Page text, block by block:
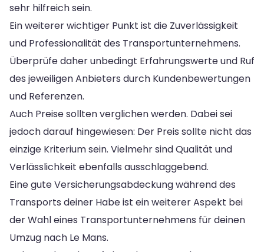
sehr hilfreich sein.
Ein weiterer wichtiger Punkt ist die Zuverlässigkeit
und Professionalität des Transportunternehmens.
Überprüfe daher unbedingt Erfahrungswerte und Ruf
des jeweiligen Anbieters durch Kundenbewertungen
und Referenzen.
Auch Preise sollten verglichen werden. Dabei sei
jedoch darauf hingewiesen: Der Preis sollte nicht das
einzige Kriterium sein. Vielmehr sind Qualität und
Verlässlichkeit ebenfalls ausschlaggebend.
Eine gute Versicherungsabdeckung während des
Transports deiner Habe ist ein weiterer Aspekt bei
der Wahl eines Transportunternehmens für deinen
Umzug nach Le Mans.